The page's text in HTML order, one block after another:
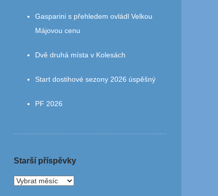
Gasparini s přehledem ovládl Velkou
Májovou cenu
Dvě druhá místa v Kolesách
Start dostihové sezony 2026 úspěšný
PF 2026
Starší příspěvky